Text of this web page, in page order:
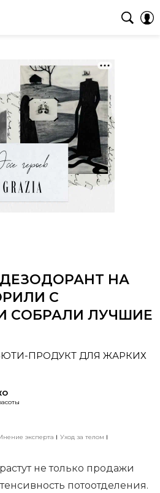
НА
С
СОБРАЛИ ЛУЧШИЕ
ПРОДУКТ ДЛЯ ЖАРКИХ
эксперта
Уход за телом
не только продажи
потоотделения.